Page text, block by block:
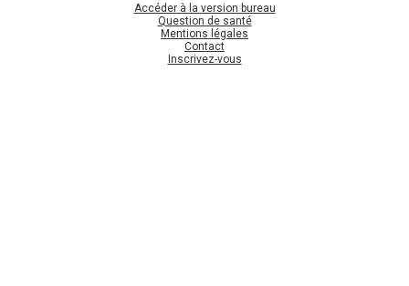
Accéder à la version bureau
Question de santé
Mentions légales
Contact
Inscrivez-vous